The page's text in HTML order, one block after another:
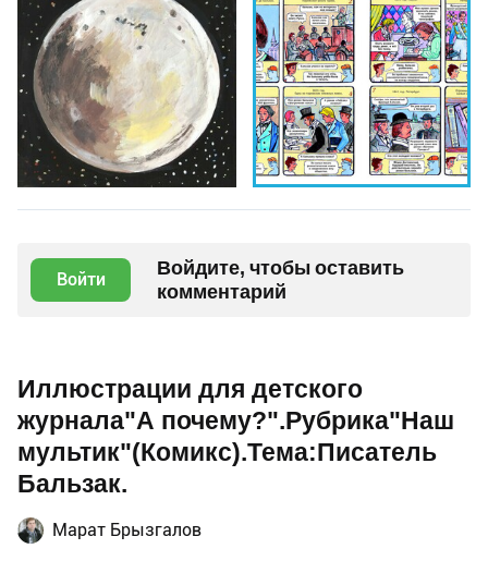
Войти
Войдите, чтобы оставить
комментарий
Иллюстрации для детского
журнала"А почему?".Рубрика"Наш
мультик"(Комикс).Тема:Писатель
Бальзак.
Марат Брызгалов